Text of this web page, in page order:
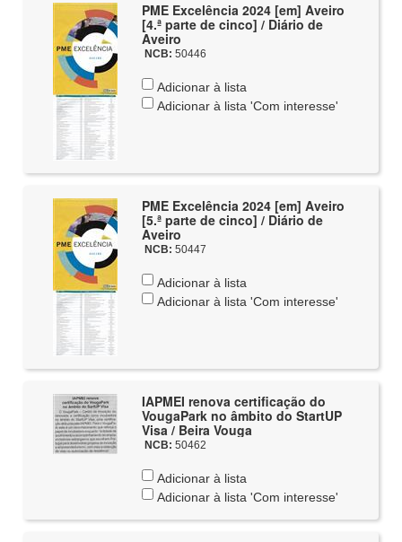
PME Excelência 2024 [em] Aveiro
[4.ª parte de cinco] / Diário de
Aveiro
NCB: 50446
Adicionar à lista
Adicionar à lista 'Com interesse'
PME Excelência 2024 [em] Aveiro
[5.ª parte de cinco] / Diário de
Aveiro
NCB: 50447
Adicionar à lista
Adicionar à lista 'Com interesse'
IAPMEI renova certificação do
VougaPark no âmbito do StartUP
Visa / Beira Vouga
NCB: 50462
Adicionar à lista
Adicionar à lista 'Com interesse'